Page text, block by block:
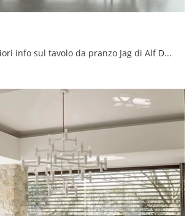
Vuoi avere ulteriori info sul tavolo da pranzo Jag di Alf Da Frè? Clicca e ottieni informazioni sui modelli allungabili del marchio.